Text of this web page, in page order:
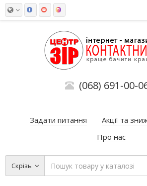
(068) 691-00-
Задати питання Акції та
Про нас
Скрізь